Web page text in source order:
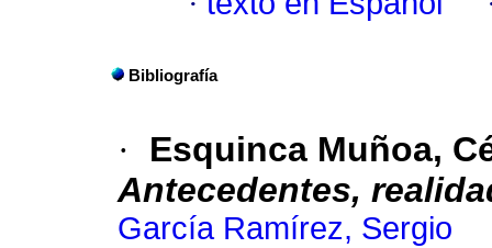
Bibliografía
·
Esquinca Muñoa,
Antecedentes,
García Ramírez, Sergio